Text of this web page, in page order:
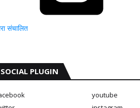
संचालित
SOCIAL PLUGIN
youtube